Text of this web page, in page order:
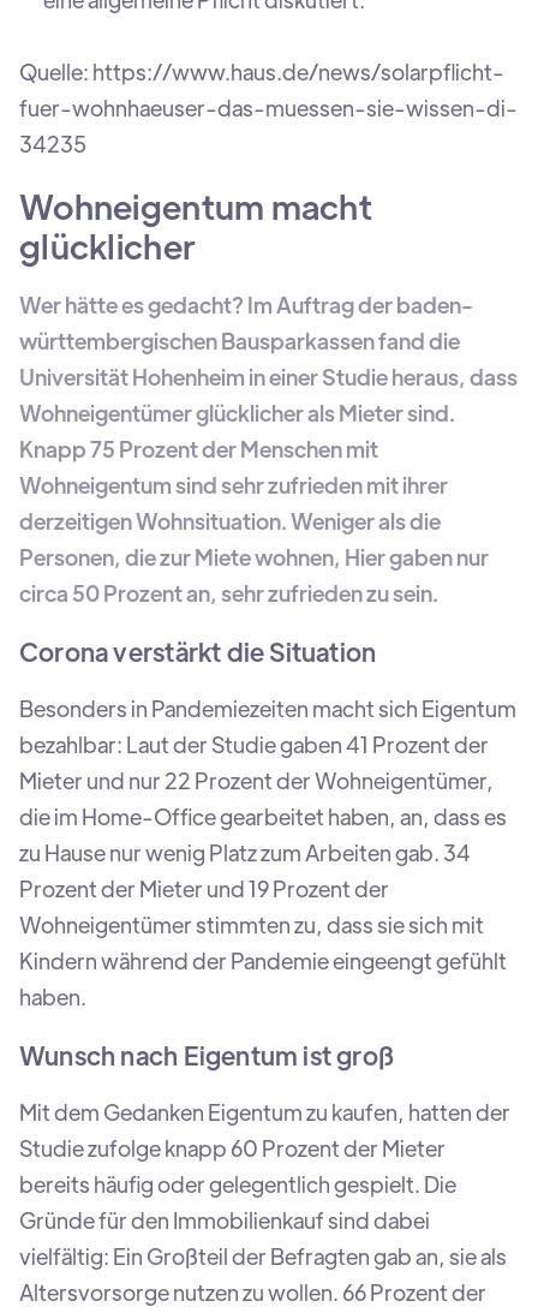
Quelle: https://www.haus.de/news/solarpflicht-
fuer-wohnhaeuser-das-muessen-sie-wissen-di-
34235
Wohneigentum macht
glücklicher
Wer hätte es gedacht? Im Auftrag der baden-
württembergischen Bausparkassen fand die
Universität Hohenheim in einer Studie heraus, dass
Wohneigentümer glücklicher als Mieter sind.
Knapp 75 Prozent der Menschen mit
Wohneigentum sind sehr zufrieden mit ihrer
derzeitigen Wohnsituation. Weniger als die
Personen, die zur Miete wohnen, Hier gaben nur
circa 50 Prozent an, sehr zufrieden zu sein.
Corona verstärkt die Situation
Besonders in Pandemiezeiten macht sich Eigentum
bezahlbar: Laut der Studie gaben 41 Prozent der
Mieter und nur 22 Prozent der Wohneigentümer,
die im Home-Office gearbeitet haben, an, dass es
zu Hause nur wenig Platz zum Arbeiten gab. 34
Prozent der Mieter und 19 Prozent der
Wohneigentümer stimmten zu, dass sie sich mit
Kindern während der Pandemie eingeengt gefühlt
haben.
Wunsch nach Eigentum ist groß
Mit dem Gedanken Eigentum zu kaufen, hatten der
Studie zufolge knapp 60 Prozent der Mieter
bereits häufig oder gelegentlich gespielt. Die
Gründe für den Immobilienkauf sind dabei
vielfältig: Ein Großteil der Befragten gab an, sie als
Altersvorsorge nutzen zu wollen. 66 Prozent der